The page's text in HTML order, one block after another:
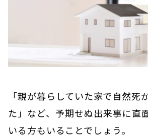
「親が暮らしていた家で自然
た」など、予期せぬ出来事に直
いる方もいることでしょう。